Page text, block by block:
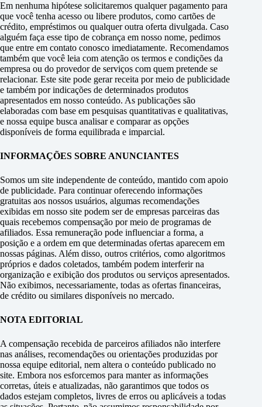
Em nenhuma hipótese solicitaremos qualquer pagamento para
que você tenha acesso ou libere produtos, como cartões de
crédito, empréstimos ou qualquer outra oferta divulgada. Caso
alguém faça esse tipo de cobrança em nosso nome, pedimos
que entre em contato conosco imediatamente. Recomendamos
também que você leia com atenção os termos e condições da
empresa ou do provedor de serviços com quem pretende se
relacionar. Este site pode gerar receita por meio de publicidade
e também por indicações de determinados produtos
apresentados em nosso conteúdo. As publicações são
elaboradas com base em pesquisas quantitativas e qualitativas,
e nossa equipe busca analisar e comparar as opções
disponíveis de forma equilibrada e imparcial.
INFORMAÇÕES SOBRE ANUNCIANTES
Somos um site independente de conteúdo, mantido com apoio
de publicidade. Para continuar oferecendo informações
gratuitas aos nossos usuários, algumas recomendações
exibidas em nosso site podem ser de empresas parceiras das
quais recebemos compensação por meio de programas de
afiliados. Essa remuneração pode influenciar a forma, a
posição e a ordem em que determinadas ofertas aparecem em
nossas páginas. Além disso, outros critérios, como algoritmos
próprios e dados coletados, também podem interferir na
organização e exibição dos produtos ou serviços apresentados.
Não exibimos, necessariamente, todas as ofertas financeiras,
de crédito ou similares disponíveis no mercado.
NOTA EDITORIAL
A compensação recebida de parceiros afiliados não interfere
nas análises, recomendações ou orientações produzidas por
nossa equipe editorial, nem altera o conteúdo publicado no
site. Embora nos esforcemos para manter as informações
corretas, úteis e atualizadas, não garantimos que todos os
dados estejam completos, livres de erros ou aplicáveis a todas